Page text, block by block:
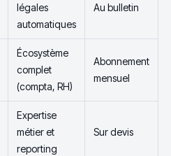
légales
automatiques
Au bulletin
Écosystème
complet
(compta, RH)
Abonnement
mensuel
Expertise
métier et
reporting
Sur devis